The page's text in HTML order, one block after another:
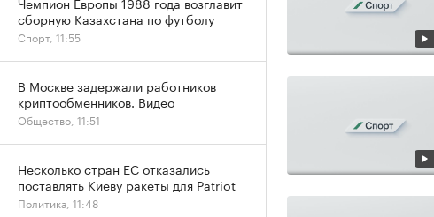
сборную Казахстана по футболу
Спорт, 11:55
В Москве задержали работников
криптообменников. Видео
Общество, 11:51
Несколько стран ЕС отказались
поставлять Киеву ракеты для Patriot
Политика, 11:48